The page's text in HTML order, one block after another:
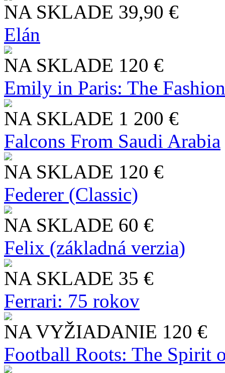
NA SKLADE 39,90 €
Elán
NA SKLADE 120 €
Emily in Paris: The
NA SKLADE 1 200 €
Falcons From Saudi Arabia
NA SKLADE 120 €
Federer (Classic)
NA SKLADE 60 €
Felix (základná verzia)
NA SKLADE 35 €
Ferrari: 75 rokov
NA VYŽIADANIE 120 €
Football Roots: The Spirit